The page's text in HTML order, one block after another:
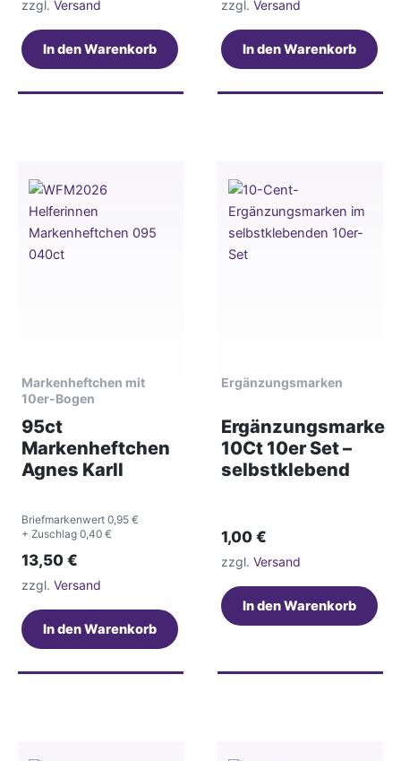
zzgl. Versand
In den Warenkorb
zzgl. Versand
In den Warenkorb
Markenheftchen mit
10er-Bogen
95ct
Markenheftchen
Agnes Karll
Briefmarkenwert 0,95 €
+ Zuschlag 0,40 €
13,50 €
zzgl. Versand
In den Warenkorb
Ergänzungsmarken
Ergänzungsmarke
10Ct 10er Set –
selbstklebend
1,00 €
zzgl. Versand
In den Warenkorb